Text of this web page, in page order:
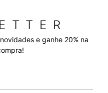
e ganhe 20% na